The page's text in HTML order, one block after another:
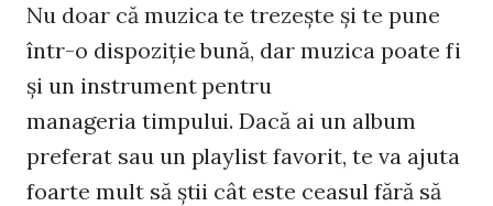
Nu doar că muzica te trezeşte şi te pune
într-o dispoziţie bună, dar muzica poate fi
şi un instrument pentru
manageria timpului. Dacă ai un album
preferat sau un playlist favorit, te va ajuta
foarte mult să ştii cât este ceasul fără să